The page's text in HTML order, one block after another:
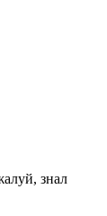
знал